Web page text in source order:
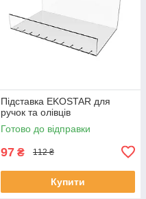
Підставка EKOSTAR для
ручок та олівців
Готово до відправки
97 ₴ 112 ₴
Купити